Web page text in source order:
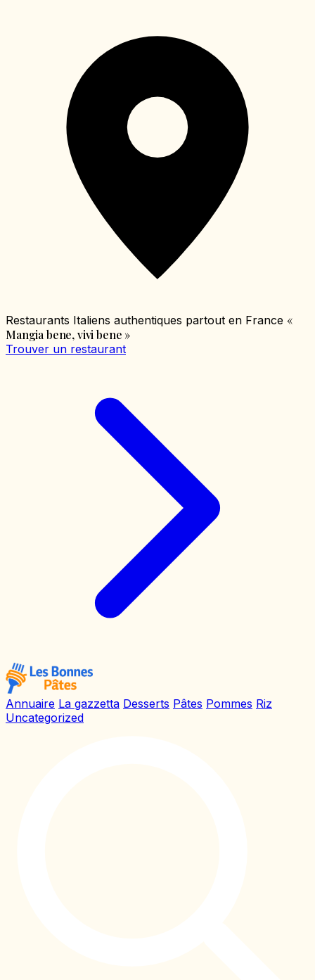
Restaurants Italiens authentiques partout en France «
Mangia bene, vivi bene »
Trouver un restaurant
Annuaire La gazzetta Desserts Pâtes Pommes Riz
Uncategorized